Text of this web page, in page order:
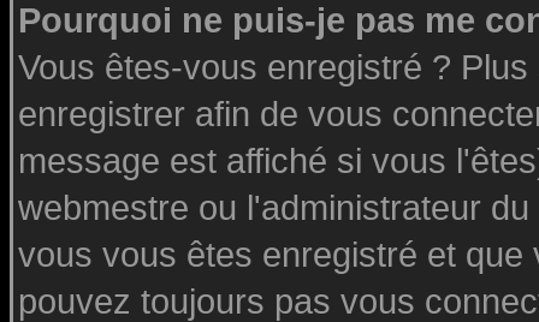
Pourquoi ne puis-je pas me
Vous êtes-vous enregistré ?
enregistrer afin de vous
message est affiché si vous
webmestre ou l'administrateur
vous vous êtes enregistré et
pouvez toujours pas vous